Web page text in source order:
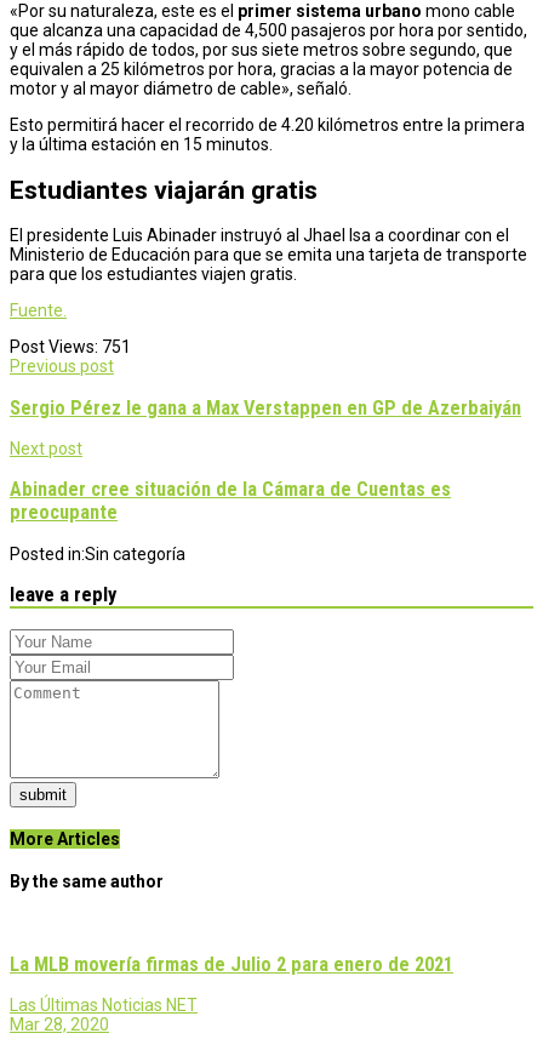
«Por su naturaleza, este es el primer sistema urbano mono cable
que alcanza una capacidad de 4,500 pasajeros por hora por sentido,
y el más rápido de todos, por sus siete metros sobre segundo, que
equivalen a 25 kilómetros por hora, gracias a la mayor potencia de
motor y al mayor diámetro de cable», señaló.
Esto permitirá hacer el recorrido de 4.20 kilómetros entre la primera
y la última estación en 15 minutos.
Estudiantes viajarán gratis
El presidente Luis Abinader instruyó al Jhael Isa a coordinar con el
Ministerio de Educación para que se emita una tarjeta de transporte
para que los estudiantes viajen gratis.
Fuente.
Post Views: 751
Post
navigation
Previous post
Sergio Pérez le gana a Max Verstappen en GP de Azerbaiyán
Next post
Abinader cree situación de la Cámara de Cuentas es
preocupante
Posted in:Sin categoría
leave a reply
submit
More Articles
By the same author
La MLB movería firmas de Julio 2 para enero de 2021
Las Últimas Noticias NET
Mar 28, 2020